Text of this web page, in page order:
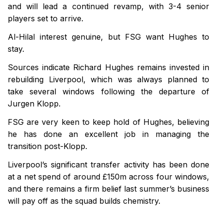
and will lead a continued revamp, with 3-4 senior
players set to arrive.
Al-Hilal interest genuine, but FSG want Hughes to
stay.
Sources indicate Richard Hughes remains invested in
rebuilding Liverpool, which was always planned to
take several windows following the departure of
Jurgen Klopp.
FSG are very keen to keep hold of Hughes, believing
he has done an excellent job in managing the
transition post-Klopp.
Liverpool’s significant transfer activity has been done
at a net spend of around £150m across four windows,
and there remains a firm belief last summer’s business
will pay off as the squad builds chemistry.